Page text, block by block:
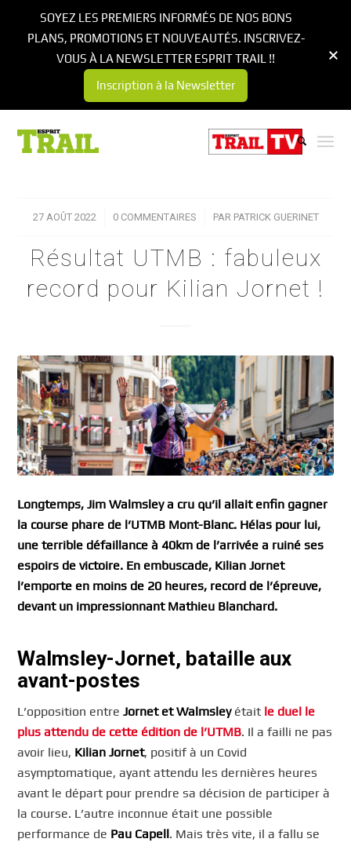
27 AOÛT 2022
/ 0 COMMENTAIRES
/ PAR PATRICK GUERINET
Résultat UTMB : fabuleux
record pour Kilian Jornet !
Longtemps, Jim Walmsley a cru qu’il allait enfin gagner
la course phare de l’UTMB Mont-Blanc. Hélas pour lui,
une terrible défaillance à 40km de l’arrivée a ruiné ses
espoirs de victoire. En embuscade, Kilian Jornet
l’emporte en moins de 20 heures, record de l’épreuve,
devant un impressionnant Mathieu Blanchard.
Walmsley-Jornet, bataille aux
avant-postes
L’opposition entreJornet et Walmsley était le duel le
plus attendu de cette édition de l’UTMB. Il a failli ne pas
avoir lieu, Kilian Jornet, positif à un Covid
asymptomatique, ayant attendu les dernières heures
avant le départ pour prendre sa décision de participer à
la course. L’autre inconnue était une possible
performance de Pau Capell. Mais très vite, il a fallu se
SOYEZ LES PREMIERS INFORMÉS DE NOS BONS
PLANS, PROMOTIONS ET NOUVEAUTÉS. INSCRIVEZ-
VOUS À LA NEWSLETTER ESPRIT TRAIL !!
Inscription à la Newsletter